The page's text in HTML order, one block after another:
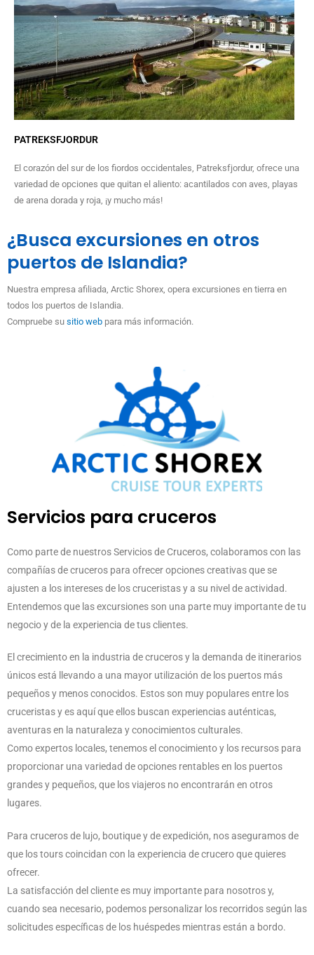
PATREKSFJORDUR
El corazón del sur de los fiordos occidentales, Patreksfjordur, ofrece una
variedad de opciones que quitan el aliento: acantilados con aves, playas
de arena dorada y roja, ¡y mucho más!
¿Busca excursiones en otros
puertos de Islandia?
Nuestra empresa afiliada, Arctic Shorex, opera excursiones en tierra en
todos los puertos de Islandia.
Compruebe su sitio web para más información.
Servicios para cruceros
Como parte de nuestros Servicios de Cruceros, colaboramos con las
compañías de cruceros para ofrecer opciones creativas que se
ajusten a los intereses de los cruceristas y a su nivel de actividad.
Entendemos que las excursiones son una parte muy importante de tu
negocio y de la experiencia de tus clientes.
El crecimiento en la industria de cruceros y la demanda de itinerarios
únicos está llevando a una mayor utilización de los puertos más
pequeños y menos conocidos. Estos son muy populares entre los
cruceristas y es aquí que ellos buscan experiencias auténticas,
aventuras en la naturaleza y conocimientos culturales.
Como expertos locales, tenemos el conocimiento y los recursos para
proporcionar una variedad de opciones rentables en los puertos
grandes y pequeños, que los viajeros no encontrarán en otros
lugares.
Para cruceros de lujo, boutique y de expedición, nos aseguramos de
que los tours coincidan con la experiencia de crucero que quieres
ofrecer.
La satisfacción del cliente es muy importante para nosotros y,
cuando sea necesario, podemos personalizar los recorridos según las
solicitudes específicas de los huéspedes mientras están a bordo.